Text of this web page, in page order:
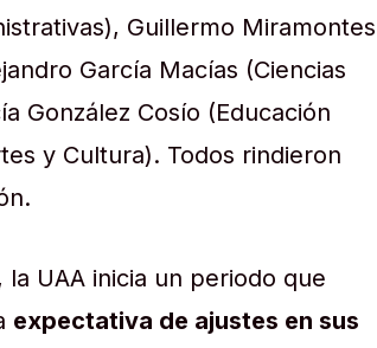
Guillermo Miramontes
García Macías (Ciencias
González Cosío (Educación
y Cultura). Todos rindieron
UAA inicia un periodo que
expectativa de ajustes en sus